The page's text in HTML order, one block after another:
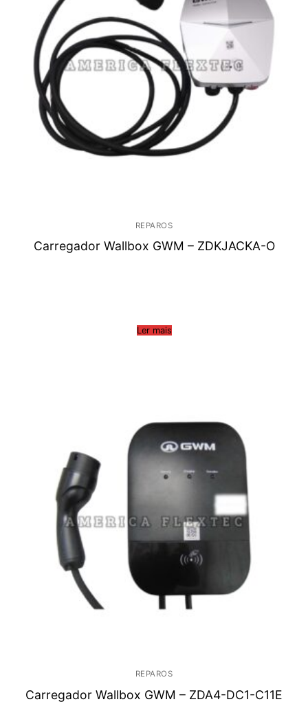
REPAROS
Carregador Wallbox GWM – ZDKJACKA-O
Ler mais
REPAROS
Carregador Wallbox GWM – ZDA4-DC1-C11E